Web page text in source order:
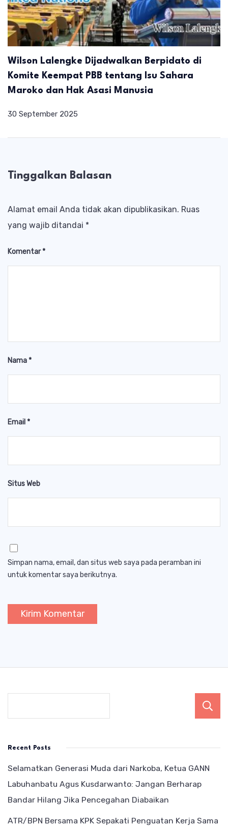
Wilson Lalengke Dijadwalkan Berpidato di
Komite Keempat PBB tentang Isu Sahara
Maroko dan Hak Asasi Manusia
30 September 2025
Tinggalkan Balasan
Alamat email Anda tidak akan dipublikasikan. Ruas
yang wajib ditandai *
Komentar*
Nama*
Email *
Situs Web
Simpan nama, email, dan situs web saya pada peramban ini
untuk komentar saya berikutnya.
Recent Posts
Selamatkan Generasi Muda dari Narkoba, Ketua GANN
Labuhanbatu Agus Kusdarwanto: Jangan Berharap
Bandar Hilang Jika Pencegahan Diabaikan
ATR/BPN Bersama KPK Sepakati Penguatan Kerja Sama